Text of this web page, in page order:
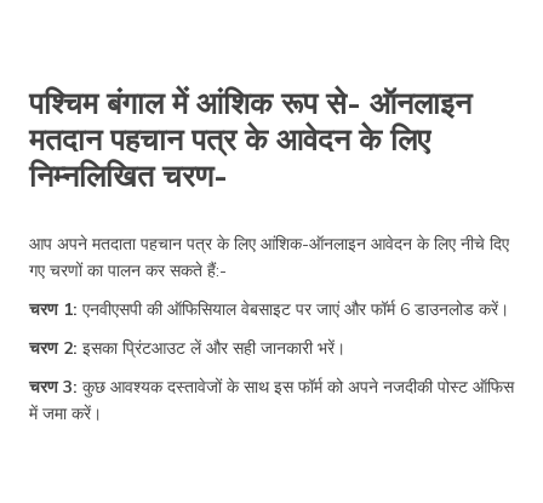
पश्चिम बंगाल में आंशिक रूप से- ऑनलाइन
मतदान पहचान पत्र के आवेदन के लिए
निम्नलिखित चरण-
आप अपने मतदाता पहचान पत्र के लिए आंशिक-ऑनलाइन आवेदन के लिए नीचे दिए
गए चरणों का पालन कर सकते हैं:-
चरण 1: एनवीएसपी की ऑफिसियाल वेबसाइट पर जाएं और फॉर्म 6 डाउनलोड करें।
चरण 2: इसका प्रिंटआउट लें और सही जानकारी भरें।
चरण 3: कुछ आवश्यक दस्तावेजों के साथ इस फॉर्म को अपने नजदीकी पोस्ट ऑफिस
में जमा करें।